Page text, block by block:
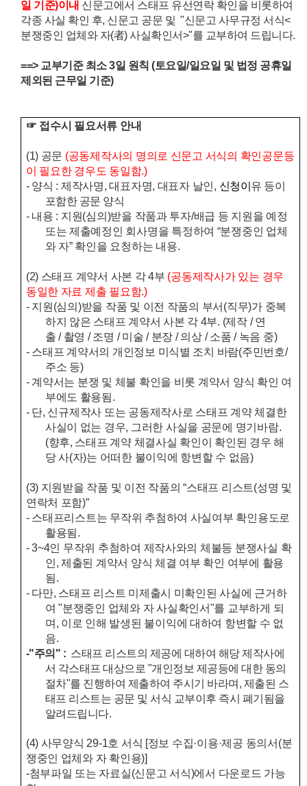
일 기준)이내 신문고에서 스태프 유선연락 확인을 비롯하여
각종 사실 확인 후, 신문고 공문 및 "신문고 사무규정 서식<
분쟁중인 업체와 자(者) 사실확인서>"를 교부하여 드립니다.
==> 교부기준 최소 3일 원칙 (토요일/일요일 및 법정 공휴일
제외된 근무일 기준)
☞ 접수시 필요서류 안내
(1) 공문 (공동제작사의 명의로 신문고 서식의 확인공문등
이 필요한 경우도 동일함.)
- 양식 : 제작사명,대표자명, 대표자 날인, 신청이 유 등이
포함한 공문 양식
- 내용 : 지원(심의 )받을 작품과 투자/배급 등 지원을 예정
또는 제출예정인 회사명을 특정하여 “분쟁중인 업체
와 자” 확인을 요청하는 내용.
(2) 스태프 계약서 사본 각4부 (공동제작사가 있는 경우
동일한 자료 제출 필요함.)
- 지원 (심의 )받을 작품 및 이전 작품의 부서(직무)가 중복
하지 않은 스태프 계약서 사본 각 4부. (제작 /연
출/ 촬영 /조명 /미술/ 분장 /의상 /소품/ 녹음 중)
- 스태프 계약서의 개인정보 미식별 조치 바람(주민번호/
주소 등)
- 계약서는 분쟁 및 체불 확인을 비롯 계약서 양식 확인 여
부에도 활용됨.
- 단, 신규제작사 또는 공동제작사로 스태프 계약 체결한
사실이 없는 경우, 그러한 사실을 공문에 명기바람.
(향후, 스태프 계약 체결사실 확인이 확인된 경우 해
당 사(자)는 어떠한 불이익에 항변할 수 없음)
(3) 지원받을 작품 및 이전 작품의“스태프 리스트(성명 및
연락처 포함)”
- 스태프리스트는 무작위 추첨하여 사실여부 확인용도로
활용됨.
- 3~4인 무작위 추첨하여 제작사와의 체불등 분쟁사실 확
인, 제출된 계약서 양식 체결 여부 확인 여부에 활용
됨.
- 다만, 스태프 리스트 미제출시 미확인된 사실에 근거하
여 "분쟁중인 업체와 자 사실확인서"를 교부하게 되
며, 이로 인해 발생된 불이익에 대하여 항변할 수 없
음.
-"주의" : 스태프 리스트의 제공에 대하여 해당 제작사에
서 각스태프 대상으로 "개인정보 제공등에 대한 동의
절차"를 진행하여 제출하여 주시기 바라며, 제출된 스
태프 리스트는 공문 및 서식 교부이후 즉시 폐기됨을
알려드립니다.
(4) 사무양식 29-1호 서식 [정보 수집·이용·제공 동의서 (분
쟁중인 업체와 자 확인용)]
-첨부파일 또는 자료실(신문고 서식)에서 다운로드 가능